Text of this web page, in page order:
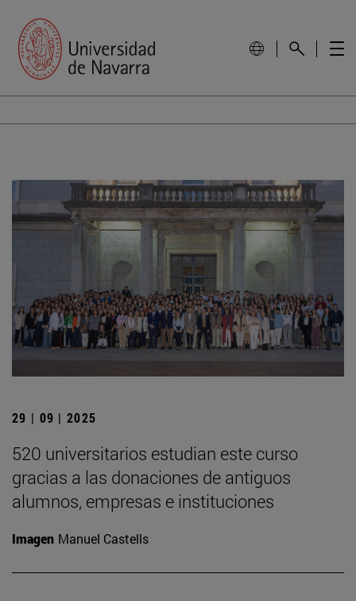
29 | 09 | 2025
520 universitarios estudian este curso
gracias a las donaciones de antiguos
alumnos, empresas e instituciones
Imagen Manuel Castells